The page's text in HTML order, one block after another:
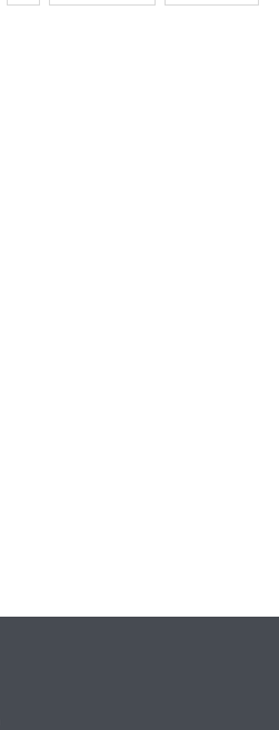
pagina
pagina